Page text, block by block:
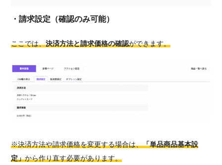
・請求設定（確認のみ可能）
ここでは、決済方法と請求価格の確認ができます。
※決済方法や請求価格を変更する場合は、「単品商品基本設
定」から作り直す必要があります。